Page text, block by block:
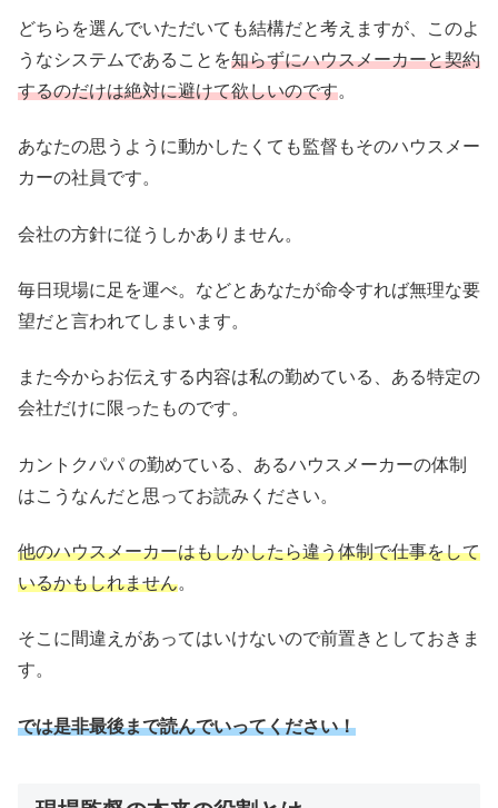
どちらを選んでいただいても結構だと考えますが、このよ
うなシステムであることを知らずにハウスメーカーと契約
するのだけは絶対に避けて欲しいのです。
あなたの思うように動かしたくても監督もそのハウスメー
カーの社員です。
会社の方針に従うしかありません。
毎日現場に足を運べ。などとあなたが命令すれば無理な要
望だと言われてしまいます。
また今からお伝えする内容は私の勤めている、ある特定の
会社だけに限ったものです。
カントクパパ の勤めている、あるハウスメーカーの体制
はこうなんだと思ってお読みください。
他のハウスメーカーはもしかしたら違う体制で仕事をして
いるかもしれません。
そこに間違えがあってはいけないので前置きとしておきま
す。
では是非最後まで読んでいってください！